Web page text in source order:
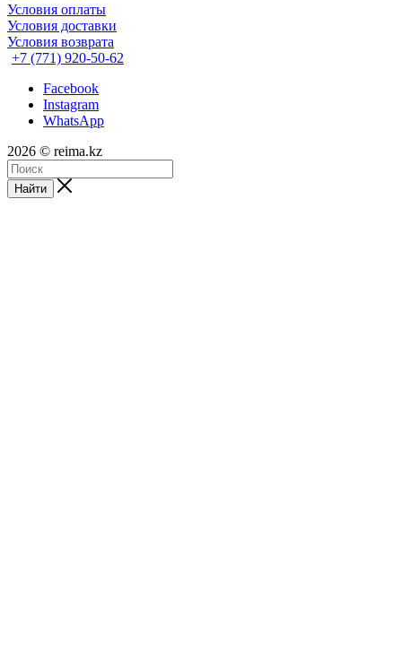
Условия оплаты
Условия доставки
Условия возврата
+7 (771) 920-50-62
Facebook
Instagram
WhatsApp
2026 © reima.kz
Найти